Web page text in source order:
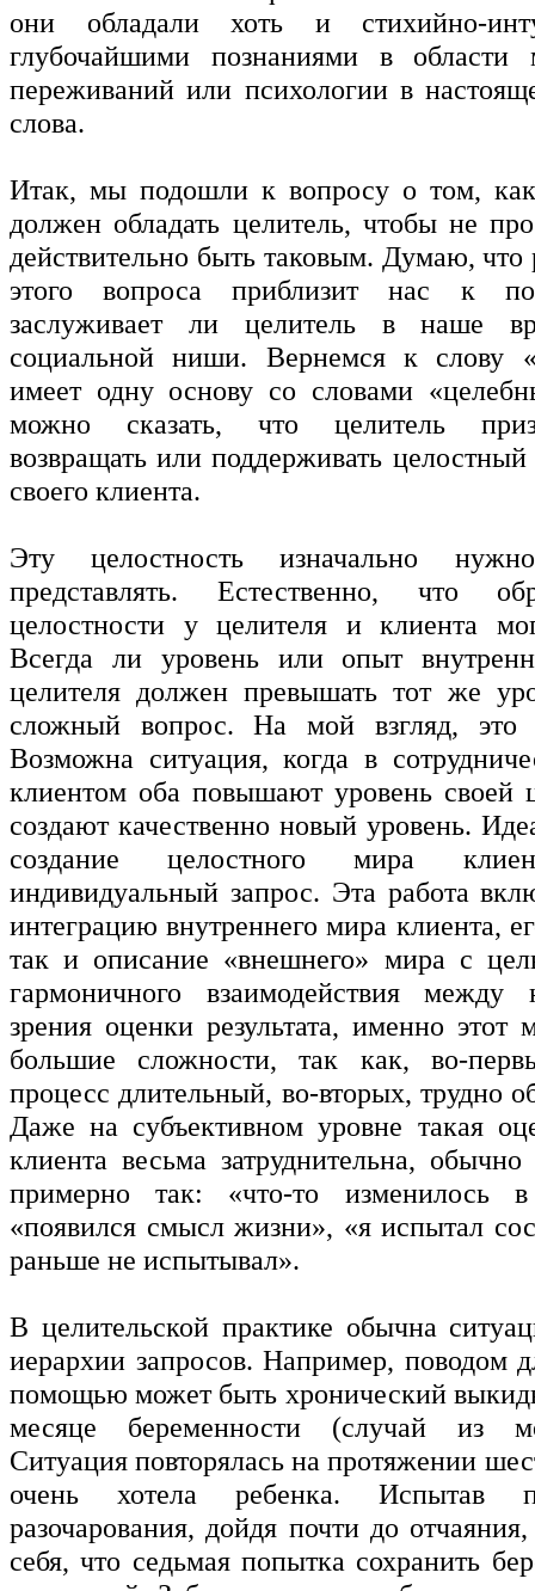
они обладали хоть и стихийно-
глубочайшими познаниями в
переживаний или психологии в
слова.
Итак, мы подошли к вопросу о том,
должен обладать целитель, чтобы не
действительно быть таковым. Думаю,
этого вопроса приблизит нас к
заслуживает ли целитель в наше
социальной ниши. Вернемся к слову
имеет одну основу со словами
можно сказать, что целитель
возвращать или поддерживать
своего клиента.
Эту целостность изначально
представлять. Естественно, что
целостности у целителя и клиента
Всегда ли уровень или опыт
целителя должен превышать тот же
сложный вопрос. На мой взгляд, это
Возможна ситуация, когда в
клиентом оба повышают уровень своей
создают качественно новый уровень.
создание целостного мира
индивидуальный запрос. Эта работа
интеграцию внутреннего мира клиента,
так и описание «внешнего» мира с
гармоничного взаимодействия
зрения оценки результата, именно этот
большие сложности, так как, во-
процесс длительный, во-вторых, трудно
Даже на субъективном уровне такая
клиента весьма затруднительна,
примерно так: «что-то изменилось
«появился смысл жизни», «я испытал
раньше не испытывал».
В целительской практике обычна
иерархии запросов. Например, поводом
помощью может быть хронический
месяце беременности (случай из
Ситуация повторялась на протяжении
очень хотела ребенка. Испытав
разочарования, дойдя почти до
себя, что седьмая попытка сохранить